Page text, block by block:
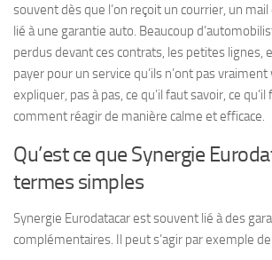
souvent dès que l’on reçoit un courrier, un
lié à une garantie auto. Beaucoup
perdus devant ces contrats, les petites lignes,
payer pour un service qu’ils n’ont pas
expliquer, pas à pas, ce qu’il faut savoir, ce
comment réagir de manière calme et efficace.
Qu’est ce que Synergie
termes simples
Synergie Eurodatacar est souvent lié à des
complémentaires. Il peut s’agir par exemple